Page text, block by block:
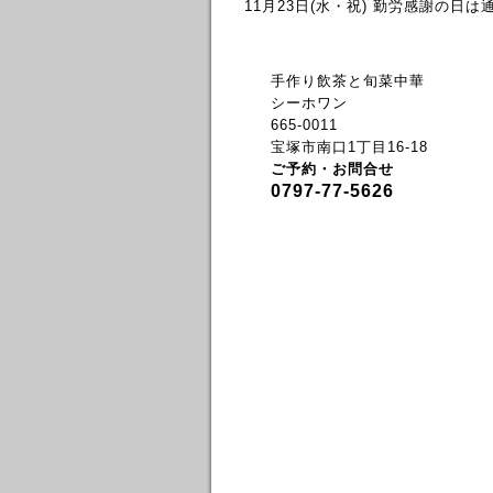
11月23日(水・祝) 勤労感謝の日は
手作り飲茶と旬菜中華
シーホワン
665-0011
宝塚市南口1丁目16-18
ご予約・お問合せ
0797-77-5626